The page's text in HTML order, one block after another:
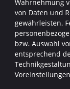
Wahrnehmung
von Daten und
gewährleisten.
bzw. Auswahl
entsprechend